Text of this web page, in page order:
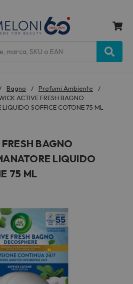
Bagno
Profumi Ambiente
ACTIVE FRESH BAGNO
LIQUIDO SOFFICE COTONE 75 ML
BAGNO
LIQUIDO
75 ML